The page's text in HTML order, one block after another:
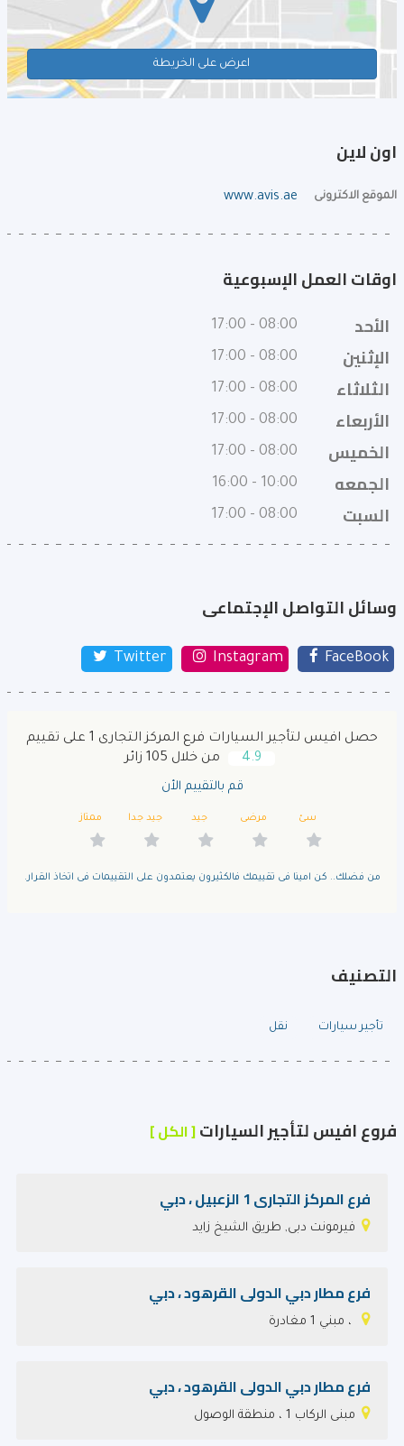
اعرض على الخريطة
اون لاين
الموقع الاكترونى www.avis.ae
اوقات العمل الإسبوعية
الأحد
08:00 - 17:00
الإثنين 08:00 - 17:00
الثلاثاء 08:00 - 17:00
الأربعاء 08:00 - 17:00
الخميس 08:00 - 17:00
الجمعه 10:00 - 16:00
السبت 08:00 - 17:00
وسائل التواصل الإجتماعى
FaceBook
Instagram
Twitter
حصل افيس لتأجير السيارات فرع المركز التجارى 1 على تقييم
4.9
من خلال 105 زائر
قم بالتقييم الأن
سئ مرضى جيد جيد جدا ممتاز
من فضلك.. كن امينا فى تقييمك فالكثيرون يعتمدون على التقييمات فى اتخاذ القرار.
التصنيف
تأجير سيارات نقل
فروع افيس لتأجير السيارات[ الكل ]
فرع المركز التجارى 1 الزعبيل ، دبي
فيرمونت دبى, طريق الشيخ زايد
فرع مطار دبي الدولى القرهود‎ ، دبي
، مبني 1 مغادرة
فرع مطار دبي الدولى القرهود‎ ، دبي
مبنى الركاب 1 ، منطقة الوصول